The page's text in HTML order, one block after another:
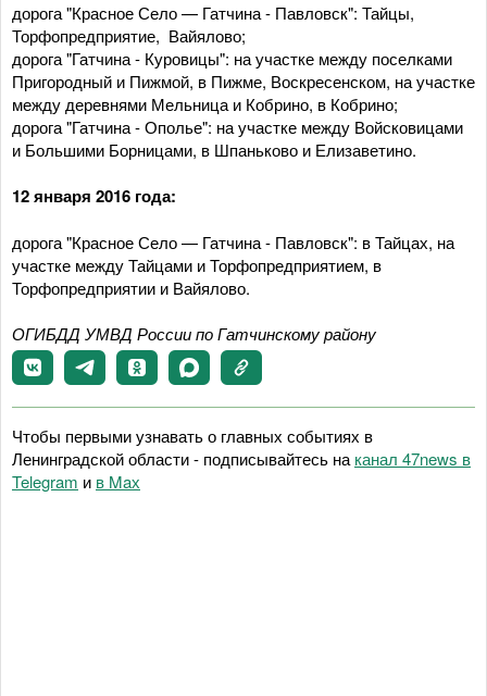
дорога "Красное Село — Гатчина - Павловск": Тайцы,
Торфопредприятие, Вайялово;
дорога "Гатчина - Куровицы": на участке между поселками
Пригородный и Пижмой, в Пижме, Воскресенском, на участке
между деревнями Мельница и Кобрино, в Кобрино;
дорога "Гатчина - Ополье": на участке между Войсковицами
и Большими Борницами, в Шпаньково и Елизаветино.
12 января 2016 года:
дорога "Красное Село — Гатчина - Павловск": в Тайцах, на
участке между Тайцами и Торфопредприятием, в
Торфопредприятии и Вайялово.
ОГИБДД УМВД России по Гатчинскому району
Чтобы первыми узнавать о главных событиях в
Ленинградской области - подписывайтесь на канал 47news в
Telegram и в Maх